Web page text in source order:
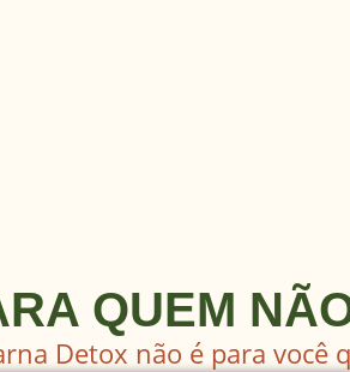
QUEM
Detox não é para você